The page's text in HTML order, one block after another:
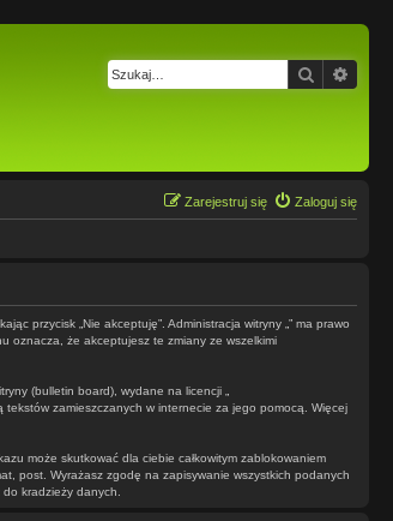
Szukaj
Zaloguj się
Zarejestruj się
przycisk „Nie akceptuję”. Administracja witryny „” ma prawo
oznacza, że akceptujesz te zmiany ze wszelkimi
(bulletin board), wydane na licencji „
zamieszczanych w internecie za jego pomocą. Więcej
może skutkować dla ciebie całkowitym zablokowaniem
post. Wyrażasz zgodę na zapisywanie wszystkich podanych
kradzieży danych.